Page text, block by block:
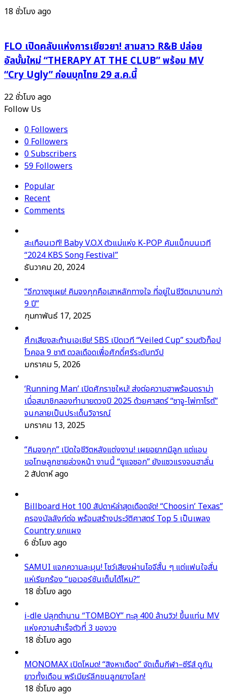
18 ชั่วโมง ago
FLO เปิดคลับแห่งการเยียวยา! สามสาว R&B ปล่อย
อัลบั้มใหม่ “THERAPY AT THE CLUB” พร้อม MV
“Cry Ugly” ก่อนบุกไทย 29 ส.ค.นี้
22 ชั่วโมง ago
Follow Us
0Followers
0Followers
0Subscribers
59Followers
Popular
Recent
Comments
สะเทือนเวที! Baby V.O.X ตัวแม่แห่ง K-POP คัมแบ็กบนเวที
“2024 KBS Song Festival”
ธันวาคม 20, 2024
“อีกวางซูเผย! คิมจงกุกคือเสาหลักทางใจ ที่อยู่ในชีวิตมานานกว่า
9 ปี”
กุมภาพันธ์ 17, 2025
ศึกเสียงสะท้านเอเชีย! SBS เปิดเวที “Veiled Cup” รวมตัวท็อป
โวคอล 9 ชาติ ดวลเดือดเพื่อศักดิ์ศรีระดับทวีป
มกราคม 5, 2026
‘Running Man’ เปิดศักราชใหม่! ส่งต่อความฮาพร้อมดราม่า
เมื่อสมาชิกลองทำนายดวงปี 2025 ด้วยศาสตร์ “ซาจู-ไพ่ทาโรต์”
จนกลายเป็นประเด็นวิจารณ์
มกราคม 13, 2025
“คิมจงกุก” เปิดใจชีวิตหลังแต่งงาน! เผยอยากมีลูก แต่แอบ
ขอโทษลูกชายล่วงหน้า งานนี้ “ยูแจซอก” ยังแซวแรงจนฮาลั่น
2 สัปดาห์ ago
Billboard Hot 100 สัปดาห์ล่าสุดเดือดจัด! “Choosin’ Texas”
ครองบัลลังก์ต่อ พร้อมสร้างประวัติศาสตร์ Top 5 เป็นเพลง
Country ยกแผง
6 ชั่วโมง ago
SAMUI แจกความละมุน! โชว์เสียงผ่านไอจีสั้น ๆ แต่แฟนใจสั่น
แห่เรียกร้อง “ขอเวอร์ชันเต็มได้ไหม?”
18 ชั่วโมง ago
i-dle ปลุกตำนาน “TOMBOY” ทะลุ 400 ล้านวิว! ขึ้นแท่น MV
แห่งความสำเร็จตัวที่ 3 ของวง
18 ชั่วโมง ago
MONOMAX เปิดโหมด! “สิงหาเดือด” จัดเต็มกีฬา–ซีรีส์ ดูกัน
ยาวทั้งเดือน พรีเมียร์ลีกชนลูกยางโลก!
18 ชั่วโมง ago